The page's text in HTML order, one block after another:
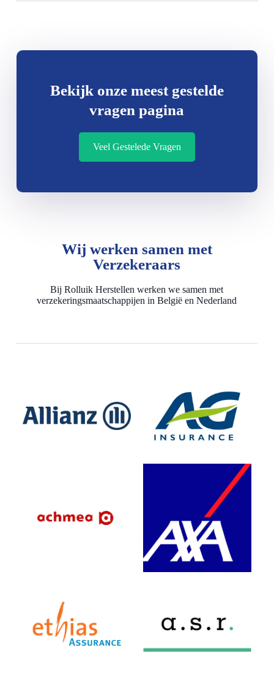
Bekijk onze meest gestelde
vragen pagina
Veel Gestelede Vragen
Wij werken samen met
Verzekeraars
Bij Rolluik Herstellen werken we samen met
verzekeringsmaatschappijen in België en Nederland